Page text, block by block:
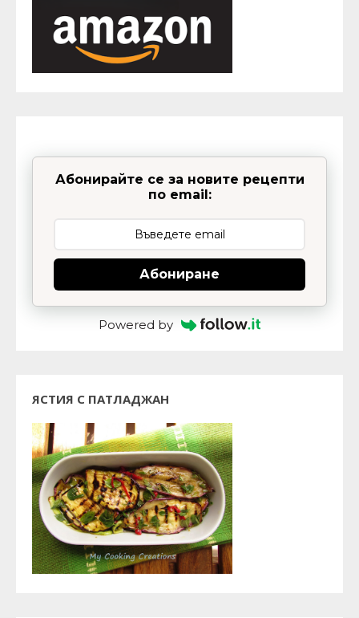
Абонирайте се за новите рецепти
по email:
Абониране
Powered by
ЯСТИЯ С ПАТЛАДЖАН